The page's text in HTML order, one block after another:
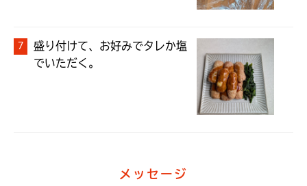
盛り付けて、お好みでタレか塩
でいただく。
メッセージ